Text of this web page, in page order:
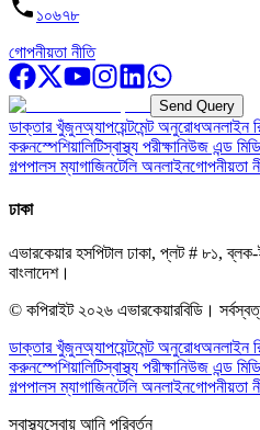
১০৬৭৮
গোপনীয়তা নীতি
Send Query
ডাক্তার খুঁজুনঅ্যাপয়েন্টমেন্ট অনুরোধঅনলাইন
করুনস্পেশিয়ালিটিস্বাস্থ্য পরীক্ষানিউজ এন্ড
গল্পপালস ম্যাগাজিনটেলি অনলাইনগোপনীয়তা
ঢাকা
এভারকেয়ার হসপিটাল ঢাকা, প্লট # ৮১,
বাংলাদেশ।
© কপিরাইট ২০২৬ এভারকেয়ারবিডি।
ডাক্তার খুঁজুনঅ্যাপয়েন্টমেন্ট অনুরোধঅনলাইন
করুনস্পেশিয়ালিটিস্বাস্থ্য পরীক্ষানিউজ এন্ড
গল্পপালস ম্যাগাজিনটেলি অনলাইনগোপনীয়তা
স্বাস্থ্যসেবায় আনি পরিবর্তন